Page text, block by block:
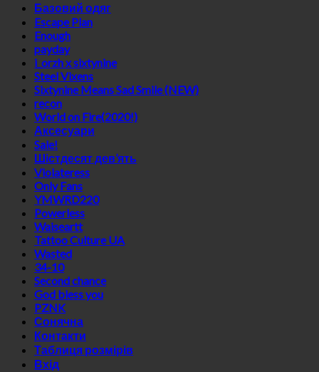
Базовий одяг
Escape Plan
Enough
payday
i_orzh x sixtynine
Steel Vixens
Sixtynine Means Sad Smile (NEW)
recon
World on Fire(2020!)
Аксесуари
Sale!
Шістдесят дев’ять
Violateress
Only Fans
YMWRD220
Powerless
Waiseartt
Tattoo Culture UA
Wasted
34-10
Second chance
God bless you
PZNK
Сонячна
Контакти
Таблиця розмірів
Вхід